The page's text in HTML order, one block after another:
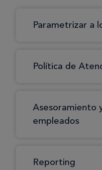
Parametrizar a
Política de
Asesoramiento
empleados
Reporting